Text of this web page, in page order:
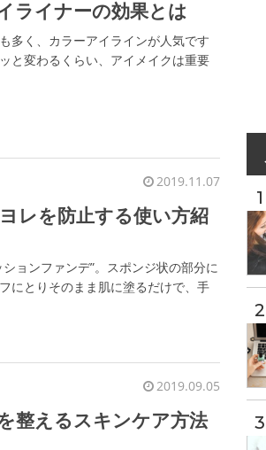
ライナーの効果とは
多く、カラーアイラインが人気です
と変わるくらい、アイメイクは重要
2019.11.07
レを防止する使い方紹
ョンファンデ”。スポンジ状の部分に
にとりそのまま肌に塗るだけで、手
2019.09.05
整えるスキンケア方法